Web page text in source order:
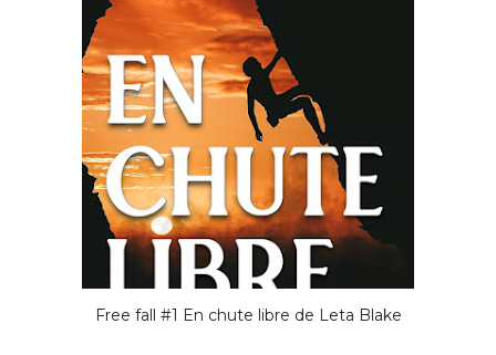
Free fall #1 En chute libre de Leta Blake